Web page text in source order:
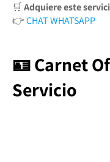
🛒Adquiere este
👉CHAT WHATSAPP
🪪 Carnet
Servicio